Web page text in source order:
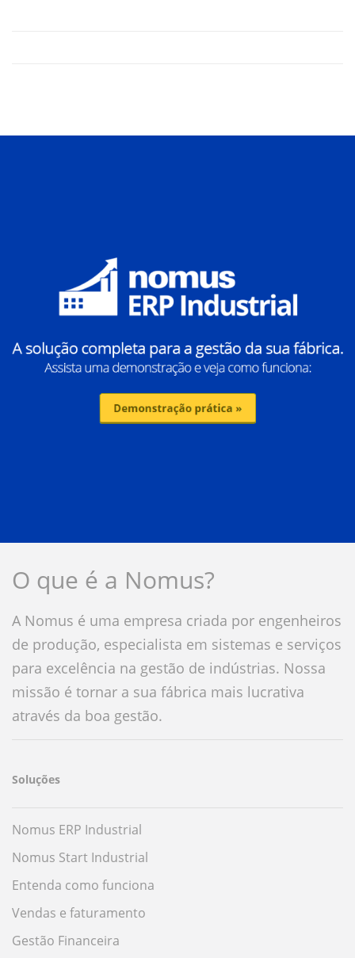
O que é a Nomus?
A Nomus é uma empresa criada por engenheiros
de produção, especialista em sistemas e serviços
para excelência na gestão de indústrias. Nossa
missão é tornar a sua fábrica mais lucrativa
através da boa gestão.
Soluções
Nomus ERP Industrial
Nomus Start Industrial
Entenda como funciona
Vendas e faturamento
Gestão Financeira